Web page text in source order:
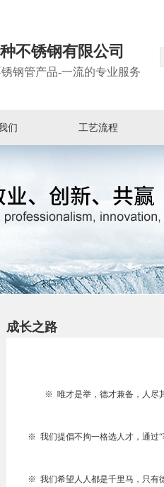
不锈钢有限公司
钢管产品-一流的专业服务
们 工艺流程
成长之路
※ 唯才是举，德才兼备，人尽
※ 我们提倡不拘一格选人才，通过
※ 我们希望人人都是千里马，只有